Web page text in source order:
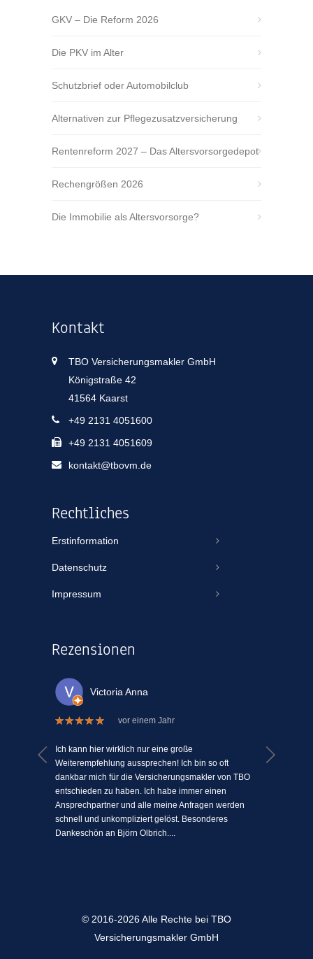
GKV – Die Reform 2026
Die PKV im Alter
Schutzbrief oder Automobilclub
Alternativen zur Pflegezusatzversicherung
Rentenreform 2027 – Das Altersvorsorgedepot
Rechengrößen 2026
Die Immobilie als Altersvorsorge?
Kontakt
TBO Versicherungsmakler GmbH
Königstraße 42
41564 Kaarst
+49 2131 4051600
+49 2131 4051609
kontakt@tbovm.de
Rechtliches
Erstinformation
Datenschutz
Impressum
Rezensionen
Victoria Anna
vor einem Jahr
Ich kann hier wirklich nur eine große
Weiterempfehlung aussprechen! Ich bin so oft
dankbar mich für die Versicherungsmakler von TBO
entschieden zu haben. Ich habe immer einen
Ansprechpartner und alle meine Anfragen werden
schnell und unkompliziert gelöst. Besonderes
Dankeschön an Björn Olbrich....
© 2016-2026 Alle Rechte bei TBO
Versicherungsmakler GmbH